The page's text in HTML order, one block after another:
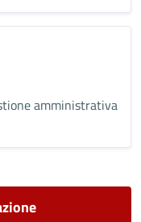
amministrativa